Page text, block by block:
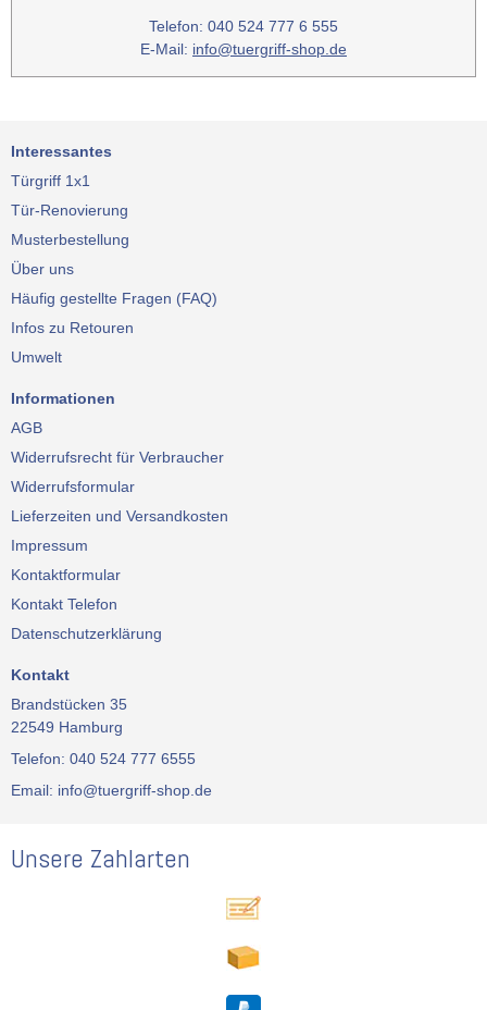
Telefon: 040 524 777 6 555
E-Mail: info@tuergriff-shop.de
Interessantes
Türgriff 1x1
Tür-Renovierung
Musterbestellung
Über uns
Häufig gestellte Fragen (FAQ)
Infos zu Retouren
Umwelt
Informationen
AGB
Widerrufsrecht für Verbraucher
Widerrufsformular
Lieferzeiten und Versandkosten
Impressum
Kontaktformular
Kontakt Telefon
Datenschutzerklärung
Kontakt
Brandstücken 35
22549 Hamburg
Telefon: 040 524 777 6555
Email: info@tuergriff-shop.de
Unsere Zahlarten